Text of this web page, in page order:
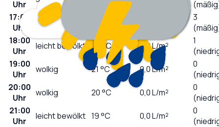
Uhr
17:00
Uhr
leicht bewölkt °C
3
18:00
Uhr
leicht bewölkt 22 °C 0,0L/m²
1
19:00
Uhr
wolkig 21 °C 0,0L/m²
0
20:00
Uhr
wolkig 20°C 0,0L/m²
0
21:00
Uhr
leicht bewölkt 19°C 0,0L/m²
0